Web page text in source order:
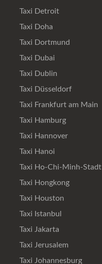
Taxi Detroit
Taxi Doha
Taxi Dortmund
Taxi Dubai
Taxi Dublin
Taxi Düsseldorf
Taxi Frankfurt am Main
Taxi Hamburg
Taxi Hannover
Taxi Hanoi
Taxi Ho-Chi-Minh-Stadt
Taxi Hongkong
Taxi Houston
Taxi Istanbul
Taxi Jakarta
Taxi Jerusalem
Taxi Johannesburg